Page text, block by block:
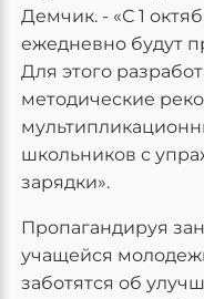
Демчик. - «С 1
ежедневно будут
Для этого
методические
школьников с
зарядки».
Пропагандируя
учащейся
заботятся об